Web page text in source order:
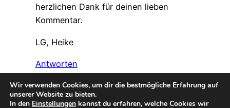
herzlichen Dank für deinen lieben
Kommentar.
LG, Heike
Antworten
Wir verwenden Cookies, um dir die bestmögliche Erfahrung auf
unserer Website zu bieten.
In den Einstellungen kannst du erfahren, welche Cookies wir